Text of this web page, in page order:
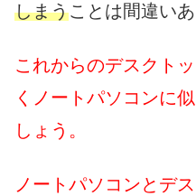
しまうことは間違いあ
これからのデスクト
くノートパソコンに
しょう。
ノートパソコンとデ